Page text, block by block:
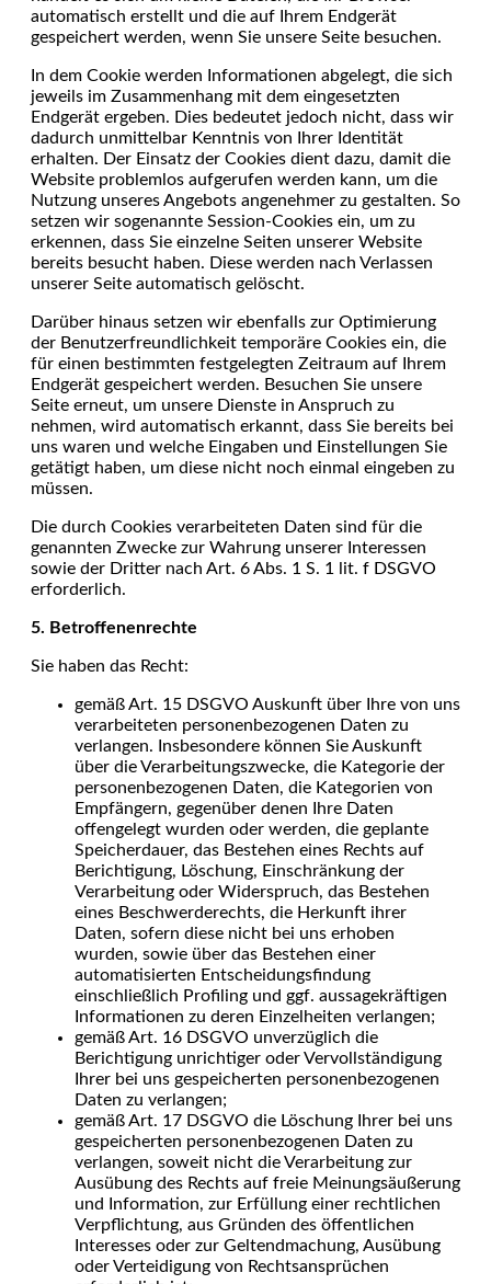
automatisch erstellt und die auf Ihrem Endgerät
gespeichert werden, wenn Sie unsere Seite besuchen.
In dem Cookie werden Informationen abgelegt, die sich
jeweils im Zusammenhang mit dem eingesetzten
Endgerät ergeben. Dies bedeutet jedoch nicht, dass wir
dadurch unmittelbar Kenntnis von Ihrer Identität
erhalten. Der Einsatz der Cookies dient dazu, damit die
Website problemlos aufgerufen werden kann, um die
Nutzung unseres Angebots angenehmer zu gestalten. So
setzen wir sogenannte Session-Cookies ein, um zu
erkennen, dass Sie einzelne Seiten unserer Website
bereits besucht haben. Diese werden nach Verlassen
unserer Seite automatisch gelöscht.
Darüber hinaus setzen wir ebenfalls zur Optimierung
der Benutzerfreundlichkeit temporäre Cookies ein, die
für einen bestimmten festgelegten Zeitraum auf Ihrem
Endgerät gespeichert werden. Besuchen Sie unsere
Seite erneut, um unsere Dienste in Anspruch zu
nehmen, wird automatisch erkannt, dass Sie bereits bei
uns waren und welche Eingaben und Einstellungen Sie
getätigt haben, um diese nicht noch einmal eingeben zu
müssen.
Die durch Cookies verarbeiteten Daten sind für die
genannten Zwecke zur Wahrung unserer Interessen
sowie der Dritter nach Art. 6 Abs. 1 S. 1 lit. f DSGVO
erforderlich.
5. Betroffenenrechte
Sie haben das Recht:
gemäß Art. 15 DSGVO Auskunft über Ihre von uns
verarbeiteten personenbezogenen Daten zu
verlangen. Insbesondere können Sie Auskunft
über die Verarbeitungszwecke, die Kategorie der
personenbezogenen Daten, die Kategorien von
Empfängern, gegenüber denen Ihre Daten
offengelegt wurden oder werden, die geplante
Speicherdauer, das Bestehen eines Rechts auf
Berichtigung, Löschung, Einschränkung der
Verarbeitung oder Widerspruch, das Bestehen
eines Beschwerderechts, die Herkunft ihrer
Daten, sofern diese nicht bei uns erhoben
wurden, sowie über das Bestehen einer
automatisierten Entscheidungsfindung
einschließlich Profiling und ggf. aussagekräftigen
Informationen zu deren Einzelheiten verlangen;
gemäß Art. 16 DSGVO unverzüglich die
Berichtigung unrichtiger oder Vervollständigung
Ihrer bei uns gespeicherten personenbezogenen
Daten zu verlangen;
gemäß Art. 17 DSGVO die Löschung Ihrer bei uns
gespeicherten personenbezogenen Daten zu
verlangen, soweit nicht die Verarbeitung zur
Ausübung des Rechts auf freie Meinungsäußerung
und Information, zur Erfüllung einer rechtlichen
Verpflichtung, aus Gründen des öffentlichen
Interesses oder zur Geltendmachung, Ausübung
oder Verteidigung von Rechtsansprüchen